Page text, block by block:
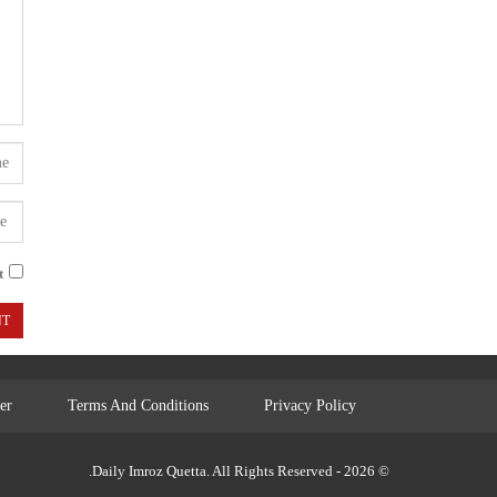
Privacy Policy
Terms And Conditions
© 2026 - Daily Imroz Quetta. All Rights Reserved.